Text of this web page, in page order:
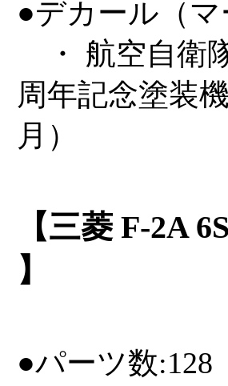
●デカール（
・ 航空自衛
周年記念塗装
月）
【三菱 F-2A
】
●パーツ数:128